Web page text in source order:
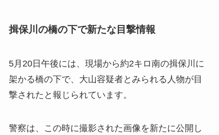
揖保川の橋の下で新たな目撃情報
5月20日午後には、現場から約2キロ南の揖保川に
架かる橋の下で、大山容疑者とみられる人物が目
撃されたと報じられています。
警察は、この時に撮影された画像を新たに公開し